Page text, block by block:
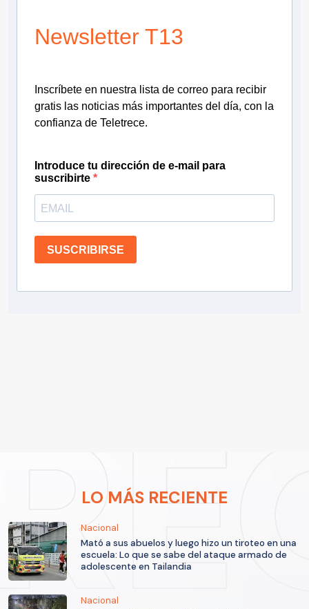
Newsletter T13
Inscríbete en nuestra lista de correo para recibir
gratis las noticias más importantes del día, con la
confianza de Teletrece.
Introduce tu dirección de e-mail para
suscribirte
SUSCRIBIRSE
LO MÁS RECIENTE
Nacional
Mató a sus abuelos y luego hizo un tiroteo en una
escuela: Lo que se sabe del ataque armado de
adolescente en Tailandia
Nacional